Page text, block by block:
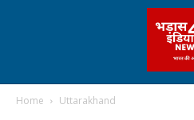
Home Uttarakhand